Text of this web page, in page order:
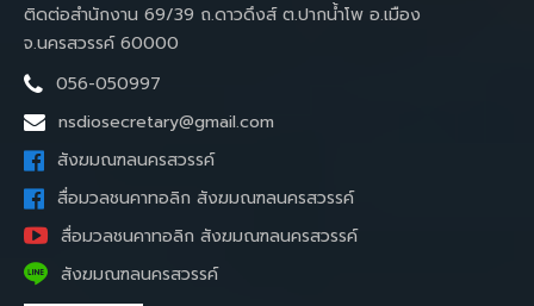
ติดต่อสำนักงาน 69/39 ถ.ดาวดึงส์ ต.ปากน้ำโพ อ.เมือง
จ.นครสวรรค์ 60000
056-050997
nsdiosecretary@gmail.com
สังฆมณฑลนครสวรรค์
สื่อมวลชนคาทอลิก สังฆมณฑลนครสวรรค์
สื่อมวลชนคาทอลิก สังฆมณฑลนครสวรรค์
สังฆมณฑลนครสวรรค์